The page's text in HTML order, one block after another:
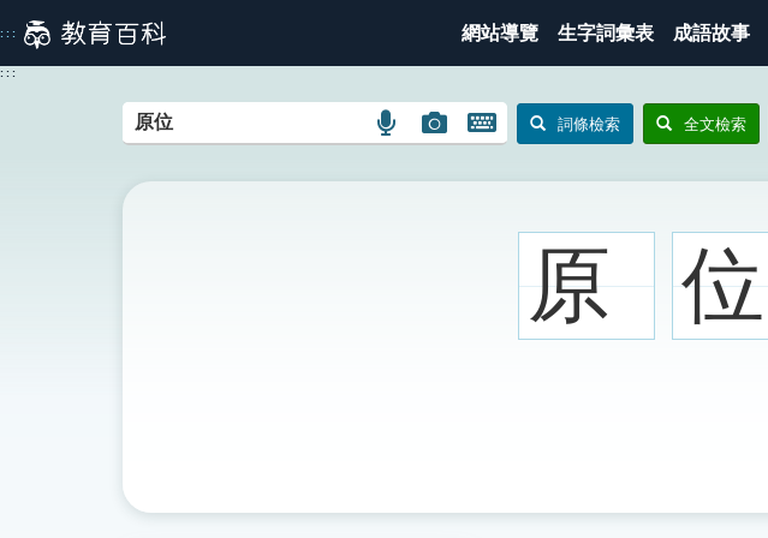
到
主
::: 網站導覽 生字詞彙表 成語故事
:::
語
搜
圖
搜
開
鍵
詞條檢索 全文檢索
原 位